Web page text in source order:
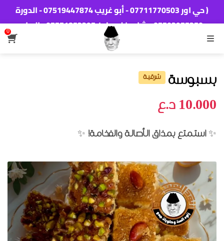
( حي اور 07711770503 - أبو غريب 07519447874 - الدورة
‭07703977350‬ - شارع فلسطين 07771853397 - البياع
القائمة
0
بسبوسة شرقية
10.000د.ع
✨استمتع بمذاق الأصالة والفخامة! ✨